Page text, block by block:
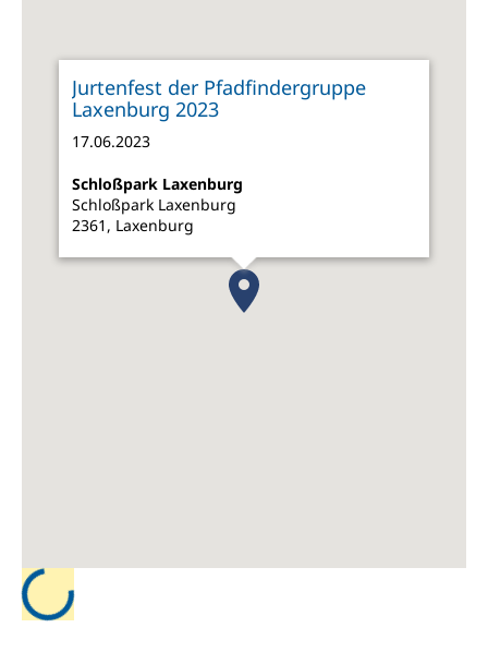
Jurtenfest der Pfadfindergruppe
Laxenburg 2023
17.06.2023
Schloßpark Laxenburg
Schloßpark Laxenburg
2361, Laxenburg